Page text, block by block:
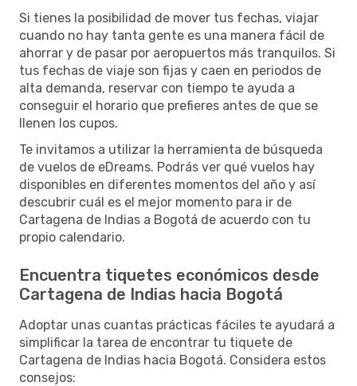
Si tienes la posibilidad de mover tus fechas, viajar
cuando no hay tanta gente es una manera fácil de
ahorrar y de pasar por aeropuertos más tranquilos. Si
tus fechas de viaje son fijas y caen en periodos de
alta demanda, reservar con tiempo te ayuda a
conseguir el horario que prefieres antes de que se
llenen los cupos.
Te invitamos a utilizar la herramienta de búsqueda
de vuelos de eDreams. Podrás ver qué vuelos hay
disponibles en diferentes momentos del año y así
descubrir cuál es el mejor momento para ir de
Cartagena de Indias a Bogotá de acuerdo con tu
propio calendario.
Encuentra tiquetes económicos desde
Cartagena de Indias hacia Bogotá
Adoptar unas cuantas prácticas fáciles te ayudará a
simplificar la tarea de encontrar tu tiquete de
Cartagena de Indias hacia Bogotá. Considera estos
consejos: